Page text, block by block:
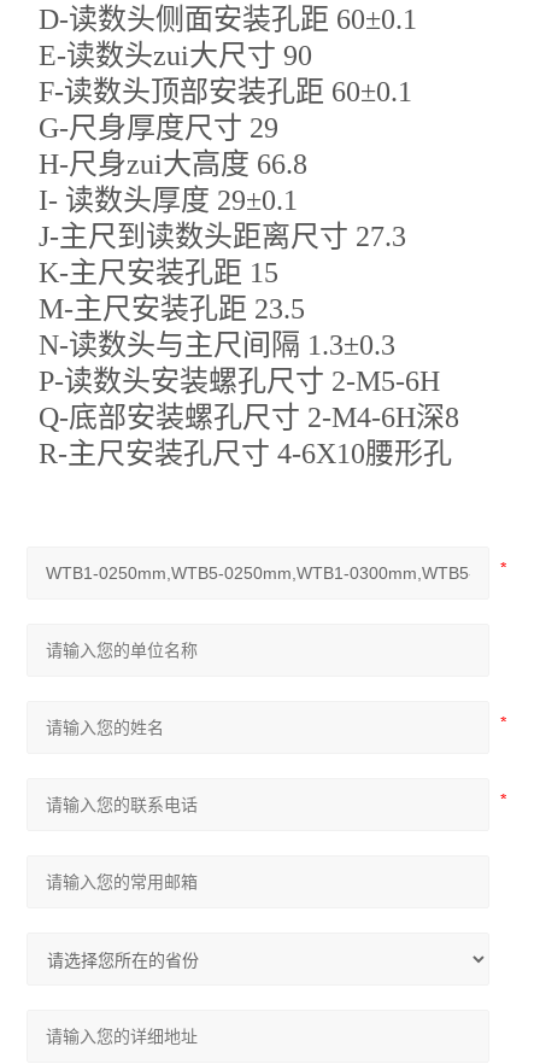
D-读数头侧面安装孔距 60±0.1
E-读数头zui大尺寸 90
F-读数头顶部安装孔距 60±0.1
G-尺身厚度尺寸 29
H-尺身zui大高度 66.8
I- 读数头厚度 29±0.1
J-主尺到读数头距离尺寸 27.3
K-主尺安装孔距 15
M-主尺安装孔距 23.5
N-读数头与主尺间隔 1.3±0.3
P-读数头安装螺孔尺寸 2-M5-6H
Q-底部安装螺孔尺寸 2-M4-6H深8
R-主尺安装孔尺寸 4-6X10腰形孔